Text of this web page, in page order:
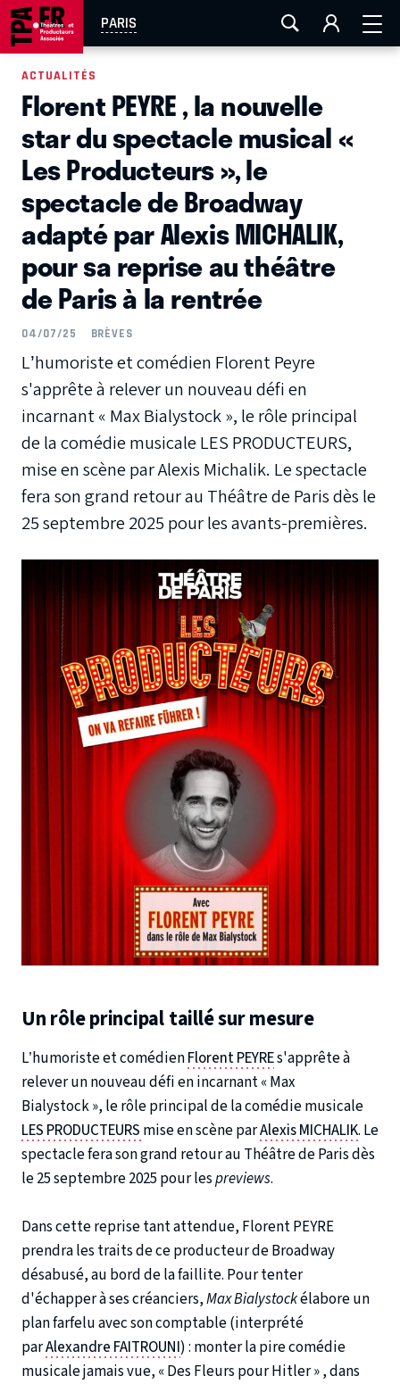
PARIS
AIX-MARSEILLE LA ROCHELLE
EN TOURNÉE
ACTUALITÉS
Florent PEYRE , la nouvelle
star du spectacle musical «
Les Producteurs », le
spectacle de Broadway
adapté par Alexis MICHALIK,
pour sa reprise au théâtre
de Paris à la rentrée
04/07/25 BRÈVES
L’humoriste et comédien Florent Peyre
s'apprête à relever un nouveau défi en
incarnant « Max Bialystock », le rôle principal
de la comédie musicale LES PRODUCTEURS,
mise en scène par Alexis Michalik. Le spectacle
fera son grand retour au Théâtre de Paris dès le
25 septembre 2025 pour les avants-premières.
Un rôle principal taillé sur mesure
L’humoriste et comédienFlorent PEYREs'apprête à
relever un nouveau défi en incarnant « Max
Bialystock », le rôle principal de la comédie musicale
LES PRODUCTEURS mise en scène parAlexis MICHALIK. Le
spectacle fera son grand retour au Théâtre de Paris dès
le 25 septembre 2025 pour lespreviews.
Dans cette reprise tant attendue, Florent PEYRE
prendra les traits de ce producteur de Broadway
désabusé, au bord de la faillite. Pour tenter
d'échapper à ses créanciers,Max Bialystockélabore un
plan farfelu avec son comptable (interprété
parAlexandre FAITROUNI) : monter la pire comédie
musicale jamais vue, « Des Fleurs pour Hitler » , dans